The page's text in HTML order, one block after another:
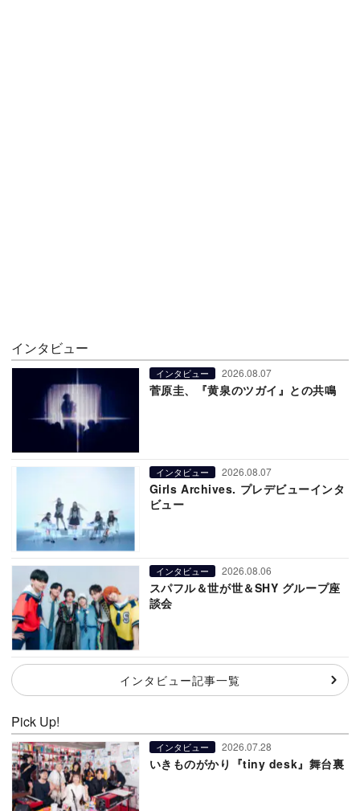
インタビュー
インタビュー 2026.08.07
菅原圭、『黄泉のツガイ』との共鳴
インタビュー 2026.08.07
Girls Archives. プレデビューインタ
ビュー
インタビュー 2026.08.06
スパフル＆世が世＆SHY グループ座
談会
インタビュー記事一覧
Pick Up!
インタビュー 2026.07.28
いきものがかり『tiny desk』舞台裏